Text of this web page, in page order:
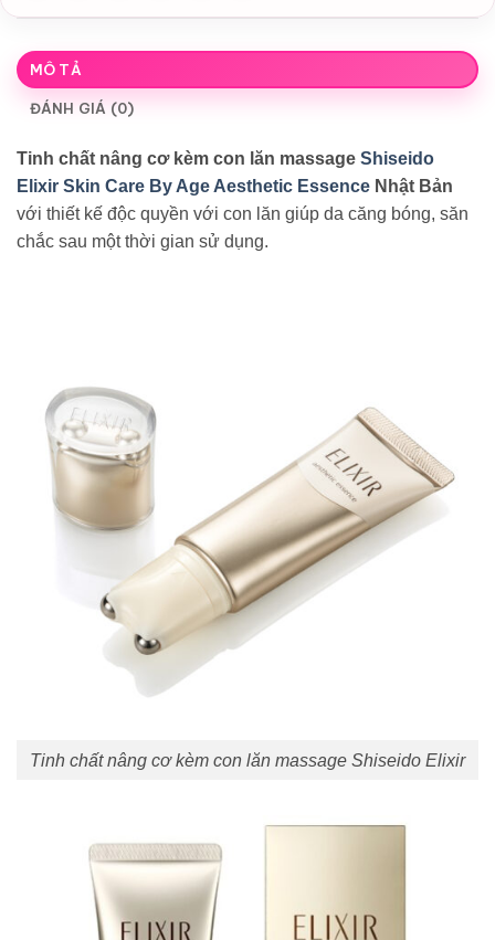
MÔ TẢ
ĐÁNH GIÁ (0)
Tinh chất nâng cơ kèm con lăn massage Shiseido
Elixir Skin Care By Age Aesthetic Essence Nhật Bản
với thiết kế độc quyền với con lăn giúp da căng bóng, săn
chắc sau một thời gian sử dụng.
Tinh chất nâng cơ kèm con lăn massage Shiseido Elixir